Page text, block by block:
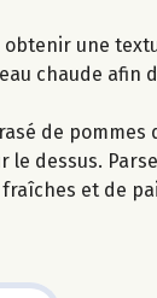
obtenir une
chaude afin
de pommes
le dessus.
et de